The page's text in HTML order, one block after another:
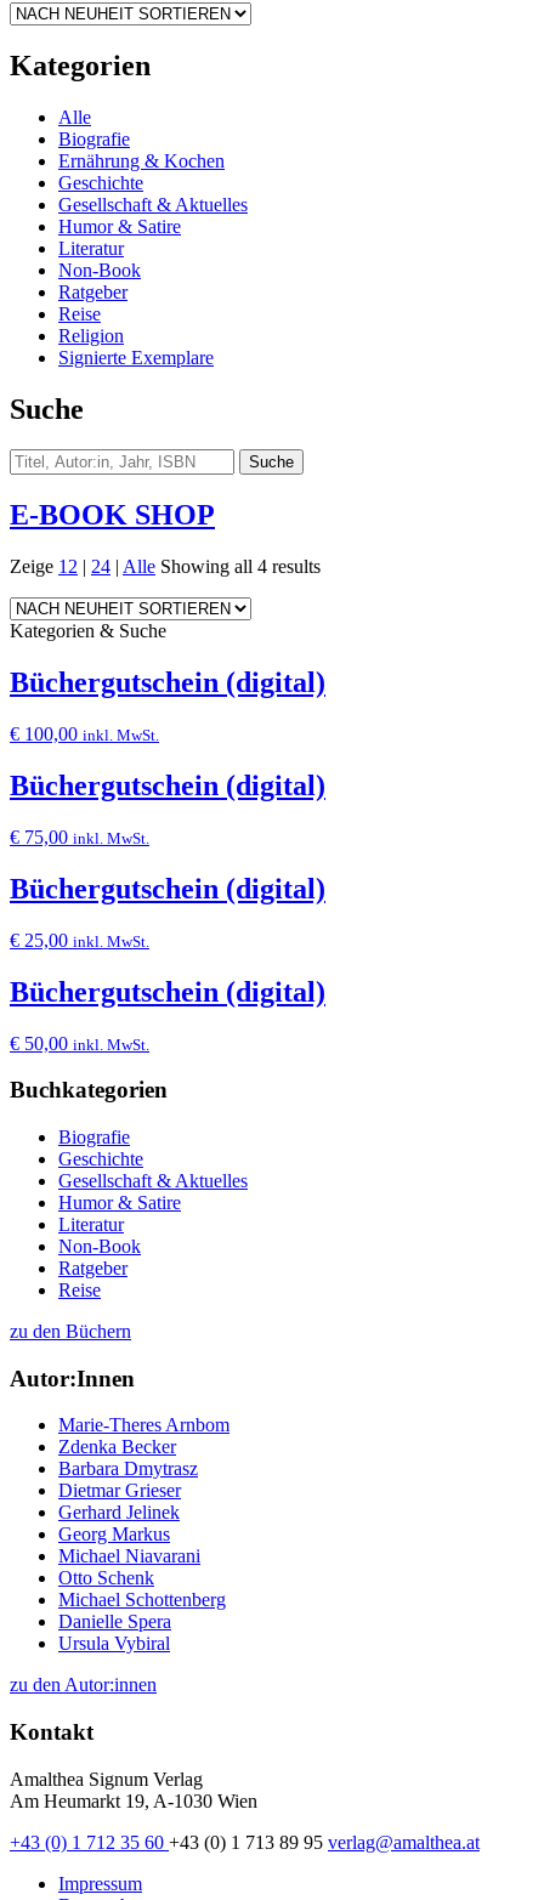
Kategorien
Alle
Biografie
Ernährung & Kochen
Geschichte
Gesellschaft & Aktuelles
Humor & Satire
Literatur
Non-Book
Ratgeber
Reise
Religion
Signierte Exemplare
Suche
E-BOOK SHOP
Zeige 12 | 24 | Alle Showing all 4 results
Kategorien & Suche
Büchergutschein (digital)
€ 100,00 inkl. MwSt.
Büchergutschein (digital)
€ 75,00 inkl. MwSt.
Büchergutschein (digital)
€ 25,00 inkl. MwSt.
Büchergutschein (digital)
€ 50,00 inkl. MwSt.
Buchkategorien
Biografie
Geschichte
Gesellschaft & Aktuelles
Humor & Satire
Literatur
Non-Book
Ratgeber
Reise
zu den Büchern
Autor:Innen
Marie-Theres Arnbom
Zdenka Becker
Barbara Dmytrasz
Dietmar Grieser
Gerhard Jelinek
Georg Markus
Michael Niavarani
Otto Schenk
Michael Schottenberg
Danielle Spera
Ursula Vybiral
zu den Autor:innen
Kontakt
Amalthea Signum Verlag
Am Heumarkt 19, A-1030 Wien
+43 (0) 1 712 35 60 +43 (0) 1 713 89 95 verlag@amalthea.at
Impressum